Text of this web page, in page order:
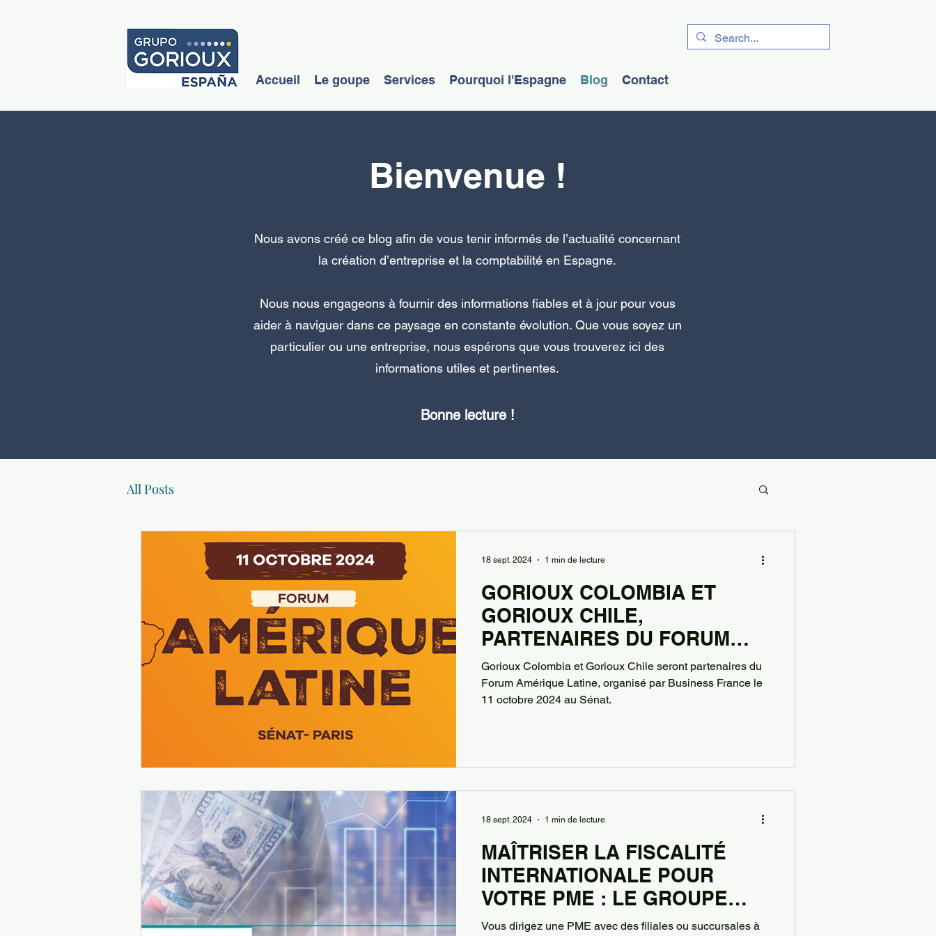
Accueil Le goupe Services Pourquoi l'Espagne Blog Contact
Bienvenue !
Nous avons créé ce blog afin de vous tenir informés de l’actualité concernant
la création d’entreprise et la comptabilité en Espagne.
Nous nous engageons à fournir des informations fiables et à jour pour vous
aider à naviguer dans ce paysage en constante évolution. Que vous soyez un
particulier ou une entreprise, nous espérons que vous trouverez ici des
informations utiles et pertinentes.
Bonne lecture !
All Posts
GORIOUX COLOMBIA ET
GORIOUX CHILE,
PARTENAIRES DU FORUM
AMÉRIQUE LATINE 2024 AU
SÉNAT
Gorioux Colombia et Gorioux Chile seront partenaires du
Forum Amérique Latine, organisé par Business France le
11 octobre 2024 au Sénat.
18 sept. 2024 1 min de lecture
MAÎTRISER LA FISCALITÉ
INTERNATIONALE POUR
VOTRE PME : LE GROUPE
GORIOUX À LA POINTE
Vous dirigez une PME avec des filiales ou succursales à
18 sept. 2024 1 min de lecture